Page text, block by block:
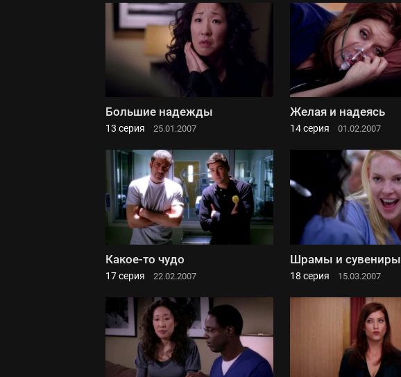
Большие надежды
13 серия 25.01.2007
Желая и надеясь
14 серия 01.02.2007
Какое-то чудо
17 серия 22.02.2007
Шрамы и сувениры
18 серия 15.03.2007